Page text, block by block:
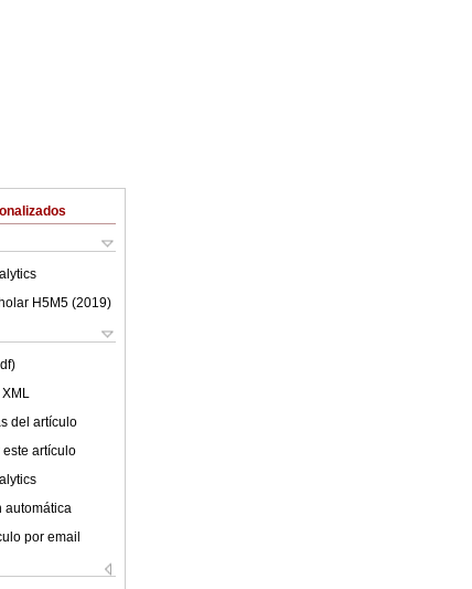
H5M5 (2019)
del artículo
artículo
automática
por email